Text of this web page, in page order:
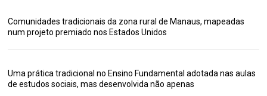
Comunidades tradicionais da zona rural de Manaus, mapeadas
num projeto premiado nos Estados Unidos
Uma prática tradicional no Ensino Fundamental adotada nas aulas
de estudos sociais, mas desenvolvida não apenas